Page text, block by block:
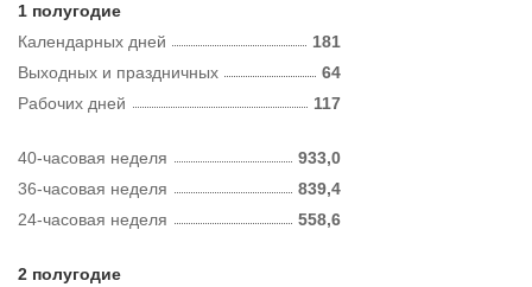
1 полугодие
Календарных дней
181
Рабочих дней 117
Выходных и праздничных 64
40-часовая неделя
933,0
36-часовая неделя
839,4
24-часовая неделя
558,6
2 полугодие